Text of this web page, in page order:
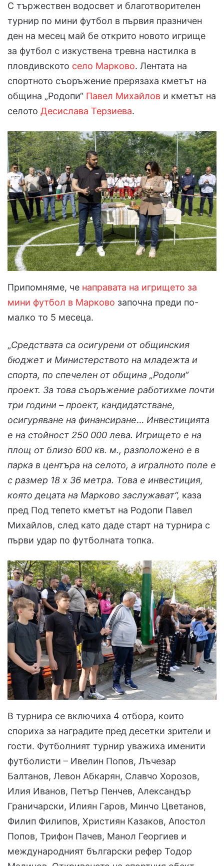
С тържествен водосвет и благотворителен
турнир по мини футбол в първия празничен
ден на месец май бе открито новото игрище
за футбол с изкуствена тревна настилка в
пловдивското село Марково. Лентата на
спортното съоръжение прерязаха кметът на
община „Родопи“ Павел Михайлов и кметът на
селото Десислава Терзиева.
Припомняме, че направата на игрището за
мини футбол в Марково започна преди по-
малко то 5 месеца.
„Средствата са осигурени от общинския
бюджет и Министерството на младежта и
спорта, по спечелен от община „Родопи“
проект. За това съоръжение работихме почти
три години – проект, кандидатстване,
осигуряване на финансиране… Инвестицията
е на стойност 250 000 лева. Игрището е на
площ от близо 600 кв. м., разположено е в
парка в центъра на селото, а игралното поле е
с размер 18 x 36 метра. Това е инвестиция,
която децата на Марково заслужават“, каза
пред Под тепето кметът на Родопи Павел
Михайлов, след като даде старт на турнира с
първи удар по футболната топка.
В турнира се включиха 4 отбора, които
спориха за наградите пред десетки зрители и
гости. Футболният турнир уважиха именити
футболисти – Ивелин Попов, Лъчезар
Балтанов, Левон Абкарян, Славчо Хорозов,
Илия Иванов, Петър Пенчев, Александър
Граничарски, Илиян Гаров, Минчо Цветанов,
Филип Филипов, Християн Казаков, Апостол
Попов, Трифон Пачев, Манол Георгиев и
международният български рефер Тодор